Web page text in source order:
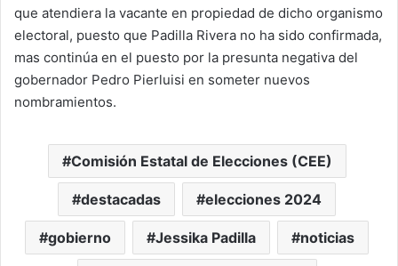
que atendiera la vacante en propiedad de dicho organismo
electoral, puesto que Padilla Rivera no ha sido confirmada,
mas continúa en el puesto por la presunta negativa del
gobernador Pedro Pierluisi en someter nuevos
nombramientos.
Comisión Estatal de Elecciones (CEE)
destacadas elecciones 2024
gobierno Jessika Padilla noticias